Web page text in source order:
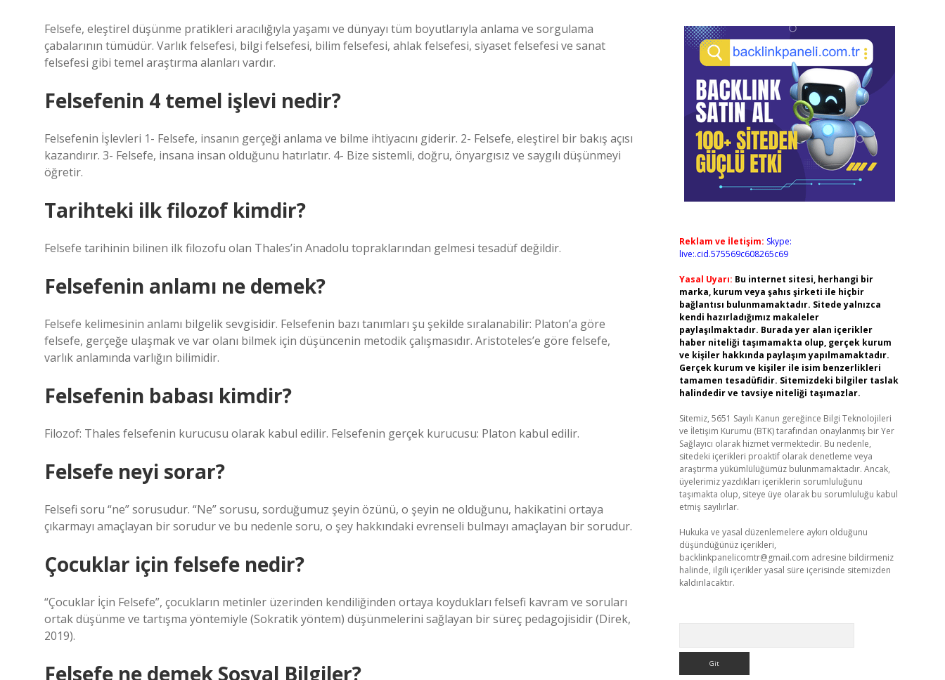
Felsefe, eleştirel düşünme pratikleri aracılığıyla yaşamı ve dünyayı tüm boyutlarıyla anlama ve sorgulama
çabalarının tümüdür. Varlık felsefesi, bilgi felsefesi, bilim felsefesi, ahlak felsefesi, siyaset felsefesi ve sanat
felsefesi gibi temel araştırma alanları vardır.
Felsefenin 4 temel işlevi nedir?
Felsefenin İşlevleri 1- Felsefe, insanın gerçeği anlama ve bilme ihtiyacını giderir. 2- Felsefe, eleştirel bir bakış açısı
kazandırır. 3- Felsefe, insana insan olduğunu hatırlatır. 4- Bize sistemli, doğru, önyargısız ve saygılı düşünmeyi
öğretir.
Tarihteki ilk filozof kimdir?
Felsefe tarihinin bilinen ilk filozofu olan Thales’in Anadolu topraklarından gelmesi tesadüf değildir.
Felsefenin anlamı ne demek?
Felsefe kelimesinin anlamı bilgelik sevgisidir. Felsefenin bazı tanımları şu şekilde sıralanabilir: Platon’a göre
felsefe, gerçeğe ulaşmak ve var olanı bilmek için düşüncenin metodik çalışmasıdır. Aristoteles’e göre felsefe,
varlık anlamında varlığın bilimidir.
Felsefenin babası kimdir?
Filozof: Thales felsefenin kurucusu olarak kabul edilir. Felsefenin gerçek kurucusu: Platon kabul edilir.
Felsefe neyi sorar?
Felsefi soru “ne” sorusudur. “Ne” sorusu, sorduğumuz şeyin özünü, o şeyin ne olduğunu, hakikatini ortaya
çıkarmayı amaçlayan bir sorudur ve bu nedenle soru, o şey hakkındaki evrenseli bulmayı amaçlayan bir sorudur.
Çocuklar için felsefe nedir?
“Çocuklar İçin Felsefe”, çocukların metinler üzerinden kendiliğinden ortaya koydukları felsefi kavram ve soruları
ortak düşünme ve tartışma yöntemiyle (Sokratik yöntem) düşünmelerini sağlayan bir süreç pedagojisidir (Direk,
2019).
Felsefe ne demek Sosyal Bilgiler?
Reklam ve İletişim: Skype:
live:.cid.575569c608265c69
Yasal Uyarı: Bu internet sitesi, herhangi bir
marka, kurum veya şahıs şirketi ile hiçbir
bağlantısı bulunmamaktadır. Sitede yalnızca
kendi hazırladığımız makaleler
paylaşılmaktadır. Burada yer alan içerikler
haber niteliği taşımamakta olup, gerçek kurum
ve kişiler hakkında paylaşım yapılmamaktadır.
Gerçek kurum ve kişiler ile isim benzerlikleri
tamamen tesadüfidir. Sitemizdeki bilgiler taslak
halindedir ve tavsiye niteliği taşımazlar.
Sitemiz, 5651 Sayılı Kanun gereğince Bilgi Teknolojileri
ve İletişim Kurumu (BTK) tarafından onaylanmış bir Yer
Sağlayıcı olarak hizmet vermektedir. Bu nedenle,
sitedeki içerikleri proaktif olarak denetleme veya
araştırma yükümlülüğümüz bulunmamaktadır. Ancak,
üyelerimiz yazdıkları içeriklerin sorumluluğunu
taşımakta olup, siteye üye olarak bu sorumluluğu kabul
etmiş sayılırlar.
Hukuka ve yasal düzenlemelere aykırı olduğunu
düşündüğünüz içerikleri,
backlinkpanelicomtr@gmail.com adresine bildirmeniz
halinde, ilgili içerikler yasal süre içerisinde sitemizden
kaldırılacaktır.